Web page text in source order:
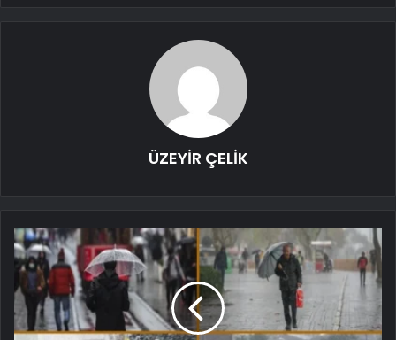
ÜZEYİR ÇELİK